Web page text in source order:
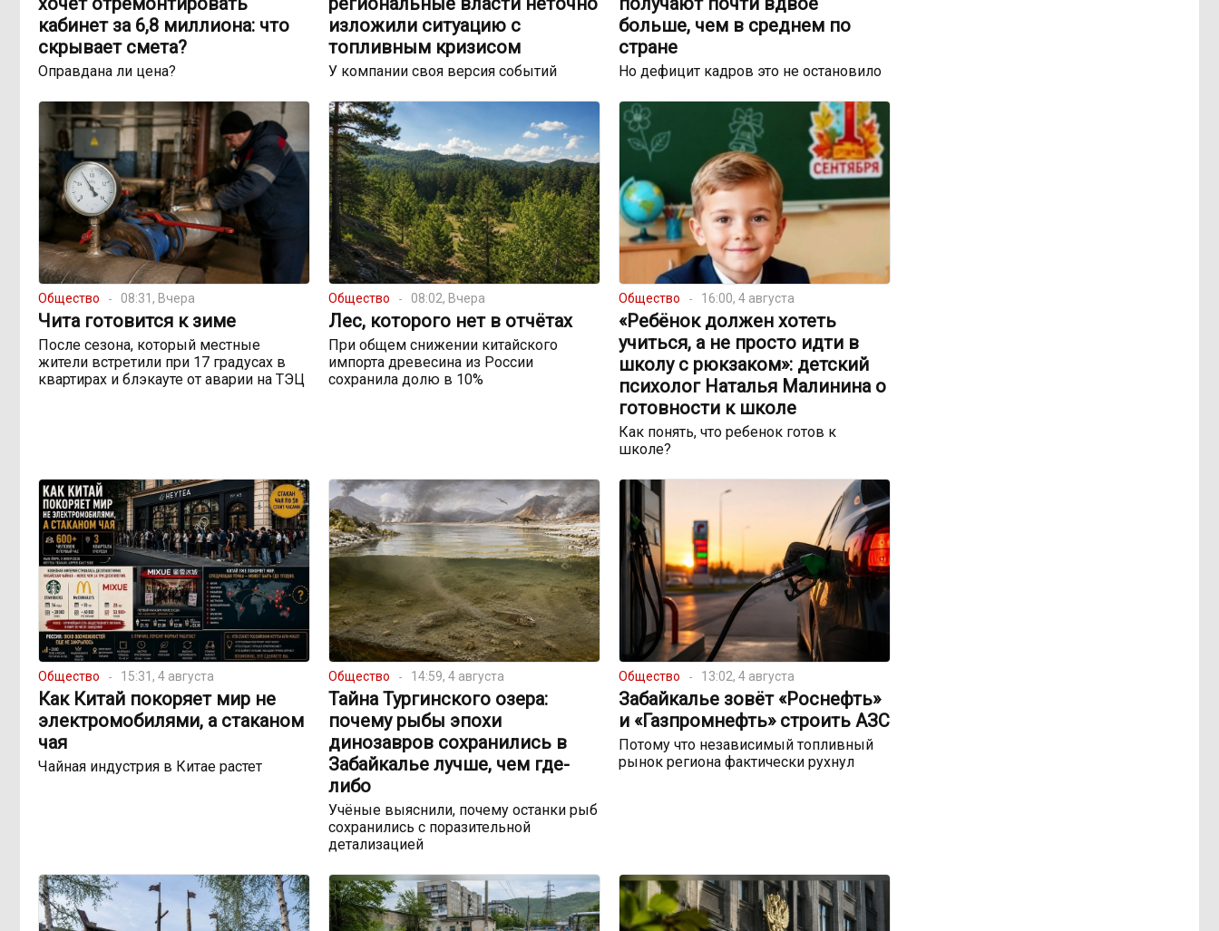
кабинет за 6,8 миллиона: что
скрывает смета?
Оправдана ли цена?
изложили ситуацию с
топливным кризисом
У компании своя версия событий
больше, чем в среднем по
стране
Но дефицит кадров это не остановило
Общество 08:31, Вчера
Чита готовится к зиме
После сезона, который местные
жители встретили при 17 градусах в
квартирах и блэкауте от аварии на ТЭЦ
Общество 08:02, Вчера
Лес, которого нет в отчётах
При общем снижении китайского
импорта древесина из России
сохранила долю в 10%
Общество 16:00, 4 августа
«Ребёнок должен хотеть
учиться, а не просто идти в
школу с рюкзаком»: детский
психолог Наталья Малинина о
готовности к школе
Как понять, что ребенок готов к
школе?
Общество 15:31, 4 августа
Как Китай покоряет мир не
электромобилями, а стаканом
чая
Чайная индустрия в Китае растет
Общество 14:59, 4 августа
Тайна Тургинского озера:
почему рыбы эпохи
динозавров сохранились в
Забайкалье лучше, чем где-
либо
Учёные выяснили, почему останки рыб
сохранились с поразительной
детализацией
Общество 13:02, 4 августа
Забайкалье зовёт «Роснефть»
и «Газпромнефть» строить АЗС
Потому что независимый топливный
рынок региона фактически рухнул